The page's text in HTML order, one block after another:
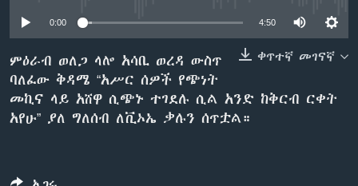
ቋንቋዎች
0:00 4:50
ቀጥተኛ መገናኛ
ምዕራብ ወለጋ ላሎ አሳቢ ወረዳ ውስጥ
ባለፈው ቅዳሜ “አሥር ሰዎች የጭነት
መኪና ላይ አሸዋ ሲጭኑ ተገደሉ ሲል አንድ ከቅርብ ርቀት
አየሁ” ያለ ግለሰብ ለቪኦኤ ቃሉን ሰጥቷል።